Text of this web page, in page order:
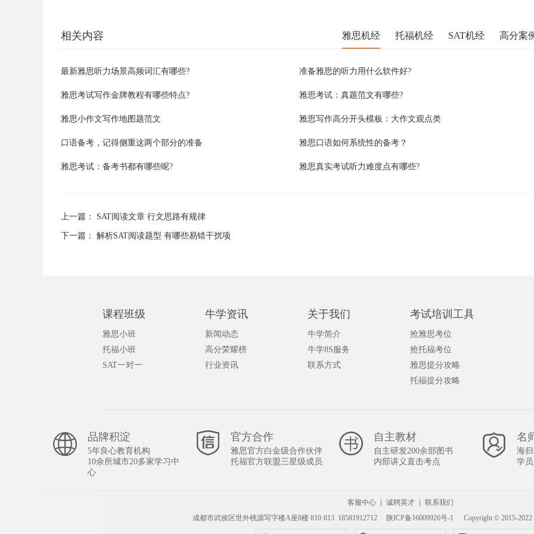
相关内容 雅思机经 托福机经 SAT机经 高分案
最新雅思听力场景高频词汇有哪些? 准备雅思的听力用什么软件好?
雅思考试写作金牌教程有哪些特点? 雅思考试：真题范文有哪些?
雅思小作文写作地图题范文 雅思写作高分开头模板：大作文观点类
口语备考，记得侧重这两个部分的准备 雅思口语如何系统性的备考？
雅思考试：备考书都有哪些呢? 雅思真实考试听力难度点有哪些?
上一篇： SAT阅读文章 行文思路有规律
下一篇： 解析SAT阅读题型 有哪些易错干扰项
课程班级
雅思小班
托福小班
SAT一对一
牛学资讯
新闻动态
高分荣耀榜
行业资讯
关于我们
牛学简介
牛学8S服务
联系方式
考试培训工具
抢雅思考位
抢托福考位
雅思提分攻略
托福提分攻略
品牌积淀
5年良心教育机构
10余所城市20多家学习中
心
官方合作
雅思官方白金级合作伙伴
托福官方联盟三星级成员
自主教材
自主研发200余部图书
内部讲义直击考点
名
海
学
客服中心 诚聘英才
联系我们
成都市武侯区世外桃源写字楼A座8楼 810·813 18581912712
陕ICP备16009926号-1 Copyright © 2015-